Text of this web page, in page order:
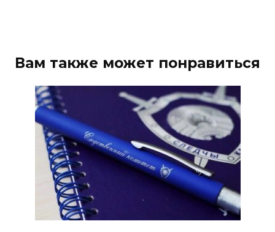
Вам также может понравиться